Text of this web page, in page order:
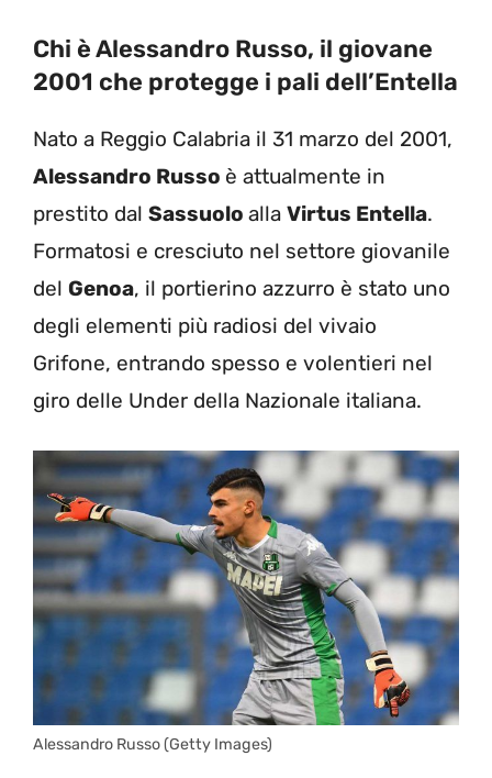
Chi è Alessandro Russo, il giovane
2001 che protegge i pali dell’Entella
Nato a Reggio Calabria il 31 marzo del 2001,
Alessandro Russo è attualmente in
prestito dal Sassuolo alla Virtus Entella.
Formatosi e cresciuto nel settore giovanile
del Genoa, il portierino azzurro è stato uno
degli elementi più radiosi del vivaio
Grifone, entrando spesso e volentieri nel
giro delle Under della Nazionale italiana.
Alessandro Russo (Getty Images)